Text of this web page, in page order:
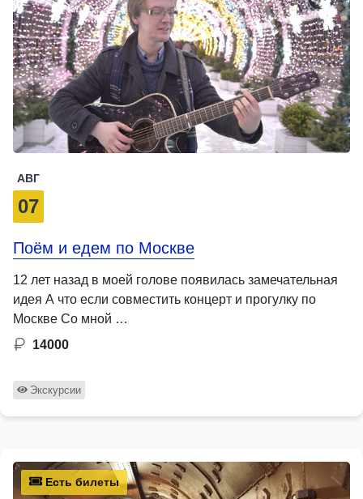
АВГ
07
Поём и едем по Москве
12 лет назад в моей голове появилась замечательная
идея А что если совместить концерт и прогулку по
Москве Со мной …
14000
Экскурсии
Есть билеты